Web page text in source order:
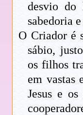
desvio do
sabedoria
O Criador é
sábio,
os filhos
em vastas
Jesus e os